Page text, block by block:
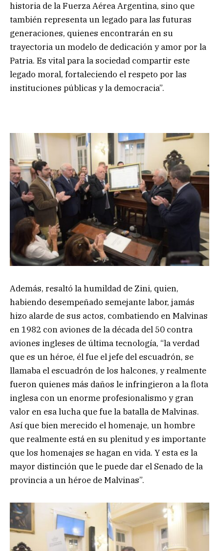
historia de la Fuerza Aérea Argentina, sino que
también representa un legado para las futuras
generaciones, quienes encontrarán en su
trayectoria un modelo de dedicación y amor por la
Patria. Es vital para la sociedad compartir este
legado moral, fortaleciendo el respeto por las
instituciones públicas y la democracia”.
Además, resaltó la humildad de Zini, quien,
habiendo desempeñado semejante labor, jamás
hizo alarde de sus actos, combatiendo en Malvinas
en 1982 con aviones de la década del 50 contra
aviones ingleses de última tecnología, “la verdad
que es un héroe, él fue el jefe del escuadrón, se
llamaba el escuadrón de los halcones, y realmente
fueron quienes más daños le infringieron a la flota
inglesa con un enorme profesionalismo y gran
valor en esa lucha que fue la batalla de Malvinas.
Así que bien merecido el homenaje, un hombre
que realmente está en su plenitud y es importante
que los homenajes se hagan en vida. Y esta es la
mayor distinción que le puede dar el Senado de la
provincia a un héroe de Malvinas”.